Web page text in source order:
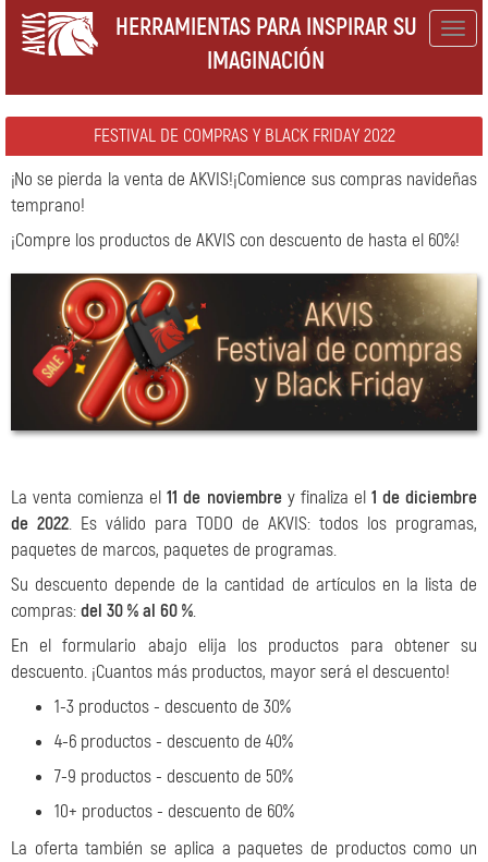
HERRAMIENTAS PARA INSPIRAR SU
IMAGINACIÓN
FESTIVAL DE COMPRAS Y BLACK FRIDAY 2022
¡No se pierda la venta de AKVIS!¡Comience sus compras navideñas
temprano!
¡Compre los productos de AKVIS con descuento de hasta el 60%!
La venta comienza el11 de noviembrey finaliza el 1 de diciembre
de 2022. Es válido para TODO de AKVIS: todos los programas,
paquetes de marcos, paquetes de programas.
Su descuento depende de la cantidad de artículos en la lista de
compras:del 30 % al 60 %.
En el formulario abajo elija los productos para obtener su
descuento. ¡Cuantos más productos, mayor será el descuento!
1-3 productos - descuento de 30%
4-6 productos - descuento de 40%
7-9 productos - descuento de 50%
10+ productos - descuento de 60%
La oferta también se aplica a paquetes de productos como un